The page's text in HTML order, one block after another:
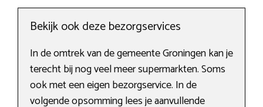
Bekijk ook deze bezorgservices
In de omtrek van de gemeente Groningen kan je
terecht bij nog veel meer supermarkten. Soms
ook met een eigen bezorgservice. In de
volgende opsomming lees je aanvullende